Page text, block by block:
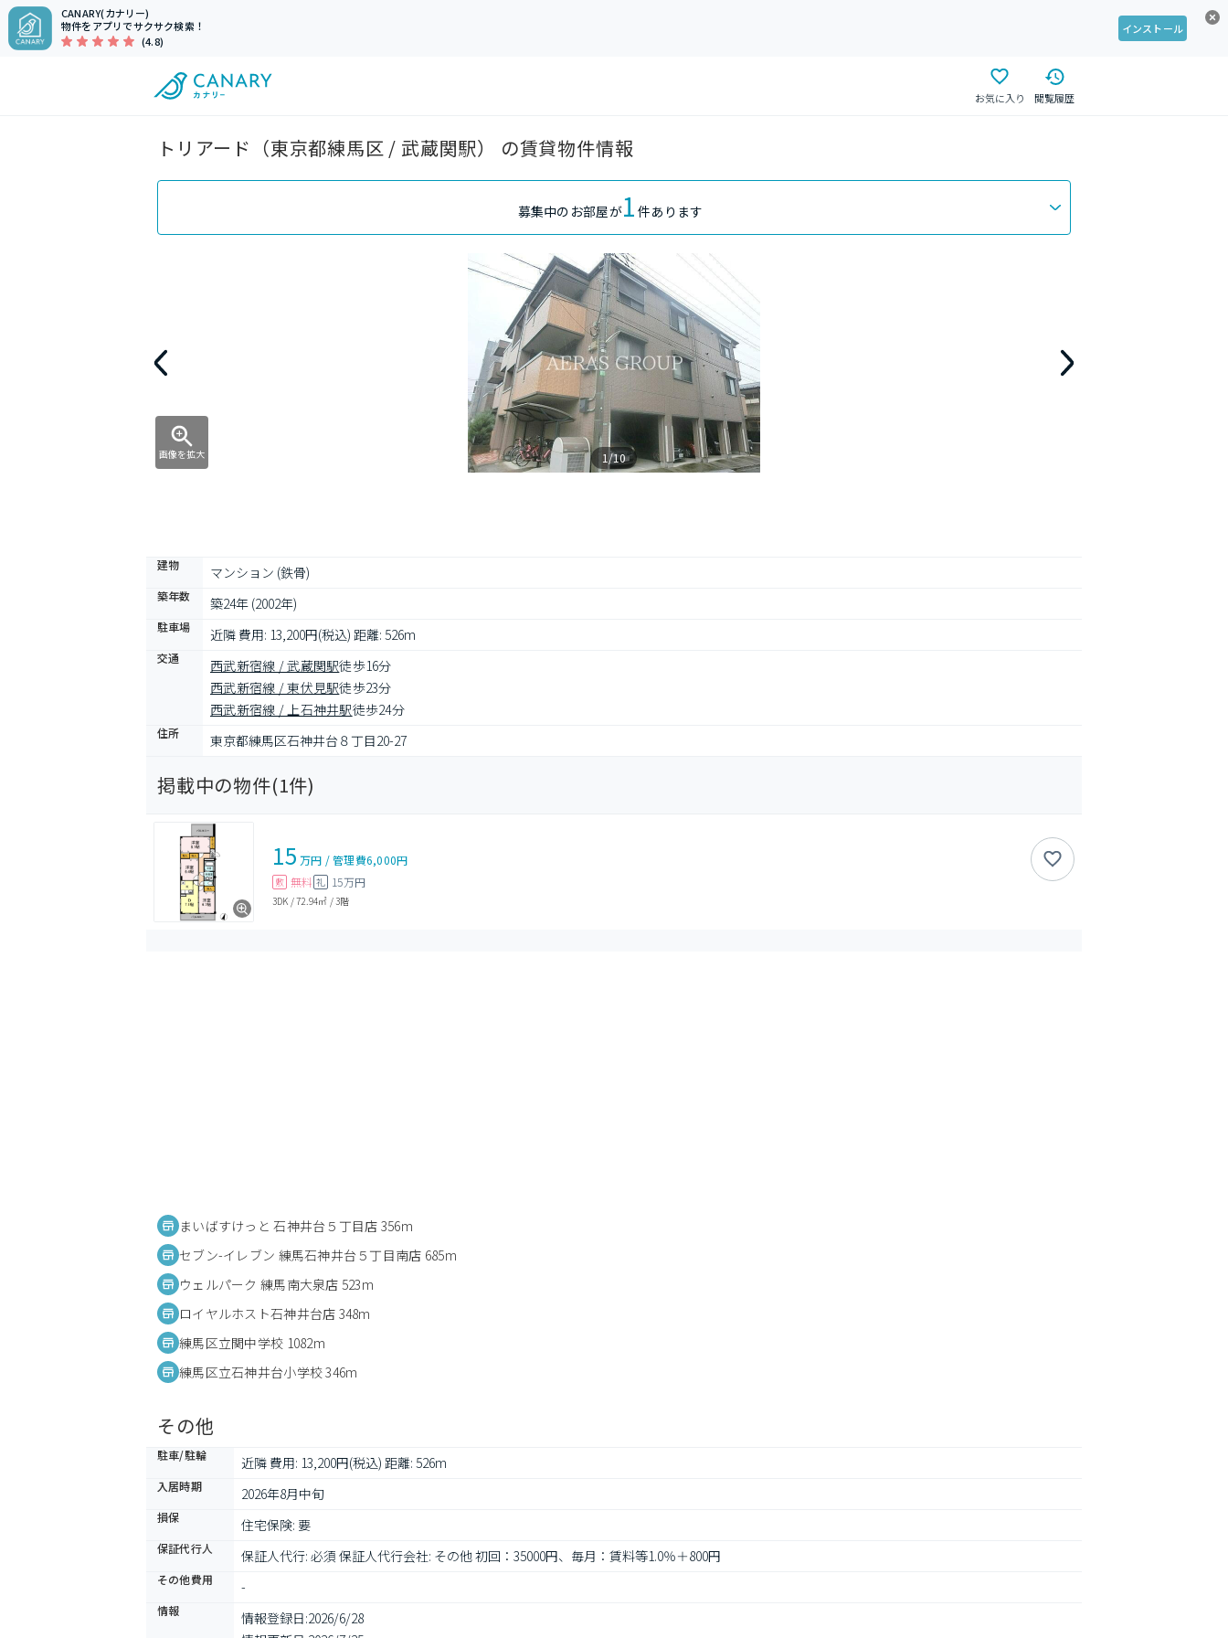
CANARY(カナリー)
物件をアプリでサクサク検索！
(4.8)
インストール
お気に入り 閲覧履歴
トリアード（東京都練馬区 / 武蔵関駅） の賃貸物件情報
募集中のお部屋が1 件あります
画像を拡大 1/10
建物 マンション (鉄骨)
築年数 築24年 (2002年)
駐車場 近隣 費用: 13,200円(税込) 距離: 526m
交通 西武新宿線 / 武蔵関駅徒歩16分
西武新宿線 / 東伏見駅徒歩23分
西武新宿線 / 上石神井駅徒歩24分
住所 東京都練馬区石神井台８丁目20-27
掲載中の物件(1件)
15 万円 /管理費6,000円
敷 無料 礼 15万円
3DK /72.94㎡ /3階
まいばすけっと 石神井台５丁目店 356m
セブン-イレブン 練馬石神井台５丁目南店 685m
ウェルパーク 練馬南大泉店 523m
ロイヤルホスト石神井台店 348m
練馬区立関中学校 1082m
練馬区立石神井台小学校 346m
その他
駐車/駐輪 近隣 費用: 13,200円(税込) 距離: 526m
入居時期 2026年8月中旬
損保 住宅保険: 要
保証代行人 保証人代行: 必須 保証人代行会社: その他 初回：35000円、毎月：賃料等1.0％＋800円
その他費用 -
情報 情報登録日:2026/6/28